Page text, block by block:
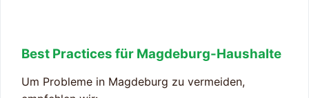
Best Practices für Magdeburg-Haushalte
Um Probleme in Magdeburg zu vermeiden,